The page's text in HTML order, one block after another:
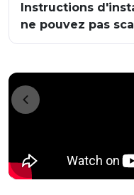
Instructions
ne pouvez pas